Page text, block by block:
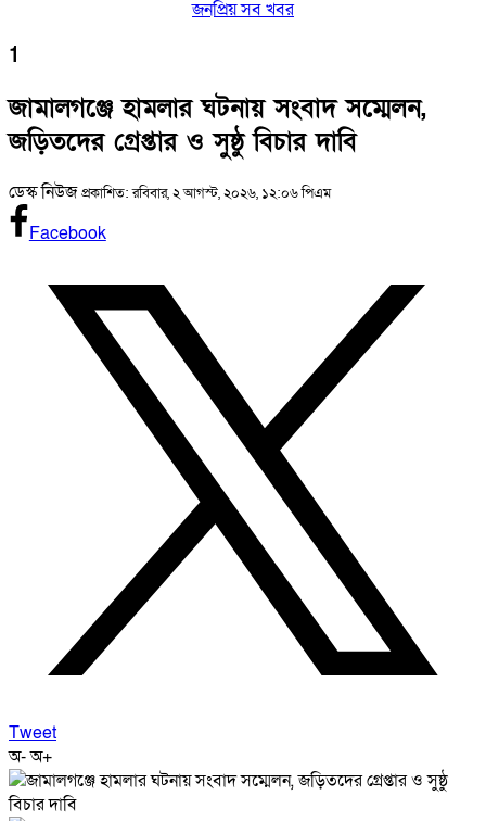
জনপ্রিয় সব খবর
1
জামালগঞ্জে হামলার ঘটনায় সংবাদ সম্মেলন,
জড়িতদের গ্রেপ্তার ও সুষ্ঠু বিচার দাবি
ডেস্ক নিউজপ্রকাশিত: রবিবার, ২ আগস্ট, ২০২৬, ১২:০৬ পিএম
Facebook
Tweet
অ-অ+